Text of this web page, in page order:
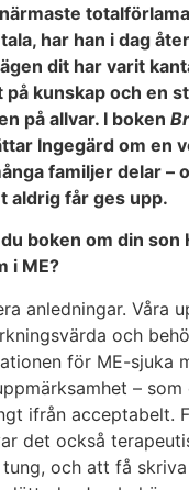
har han i dag
dit har varit
kunskap och en
på allvar. I boken
Ingegärd om en
familjer delar –
aldrig får ges upp.
boken om din son
i ME?
anledningar. Våra
och
för ME-sjuka
–
ifrån acceptabelt.
det också
och att få